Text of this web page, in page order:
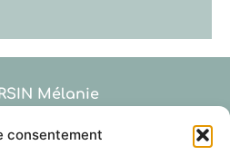
consentement
Mélanie